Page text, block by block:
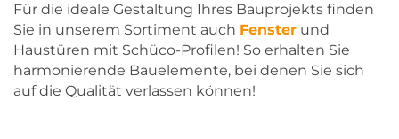
Für die ideale Gestaltung Ihres Bauprojekts finden
Sie in unserem Sortiment auch Fenster und
Haustüren mit Schüco-Profilen! So erhalten Sie
harmonierende Bauelemente, bei denen Sie sich
auf die Qualität verlassen können!